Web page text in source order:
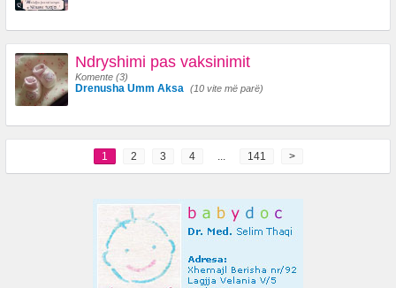
Ndryshimi pas vaksinimit
Komente (3)
Drenusha Umm Aksa (10 vite më parë)
1 2 3 4 ... 141 >